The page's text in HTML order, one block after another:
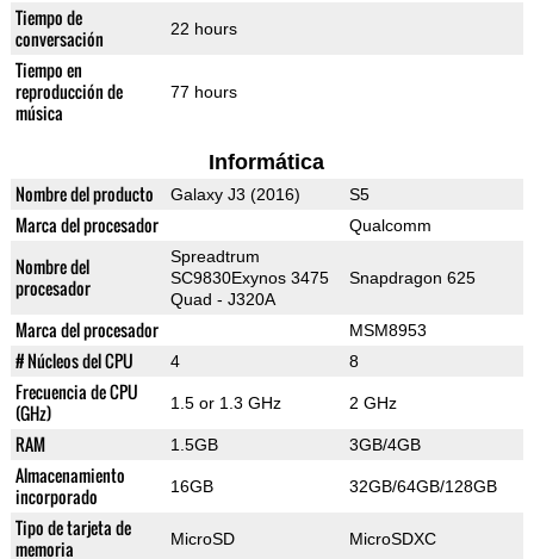
Tiempo de
conversación
22 hours
Tiempo en
reproducción de
música
77 hours
Informática
Nombre del producto Galaxy J3 (2016) S5
Marca del procesador Qualcomm
Nombre del
procesador
Spreadtrum
SC9830Exynos 3475
Quad - J320A
Snapdragon 625
Marca del procesador MSM8953
# Núcleos del CPU 4 8
Frecuencia de CPU
(GHz)
1.5 or 1.3 GHz 2 GHz
RAM 1.5GB 3GB/4GB
Almacenamiento
incorporado
16GB 32GB/64GB/128GB
Tipo de tarjeta de
memoria
MicroSD MicroSDXC